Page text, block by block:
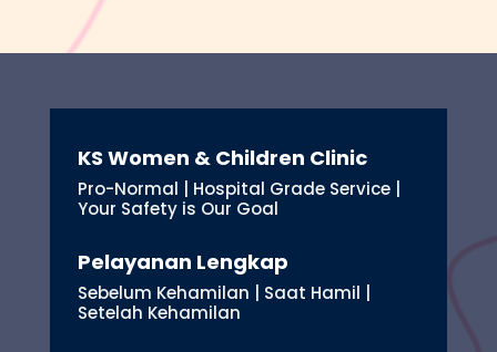
KS Women & Children Clinic
Pro-Normal | Hospital Grade Service |
Your Safety is Our Goal
Pelayanan Lengkap
Sebelum Kehamilan | Saat Hamil |
Setelah Kehamilan